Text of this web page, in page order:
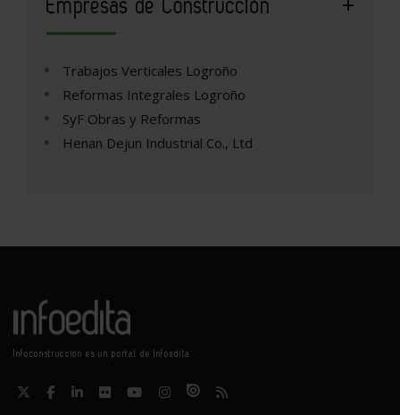
Trabajos Verticales Logroño
Reformas Integrales Logroño
SyF Obras y Reformas
Henan Dejun Industrial Co., Ltd
Infoconstrucción es un portal de Infoedita